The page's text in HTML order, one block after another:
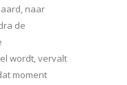
naar
de
wordt, vervalt
moment